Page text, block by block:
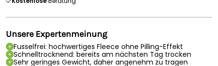
Unsere Expertenmeinung
Fusselfrei: hochwertiges Fleece ohne Pilling-Effekt
Schnelltrocknend: bereits am nächsten Tag trocken
Sehr geringes Gewicht, daher angenehm zu tragen